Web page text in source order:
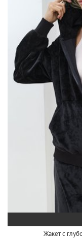
Жакет с